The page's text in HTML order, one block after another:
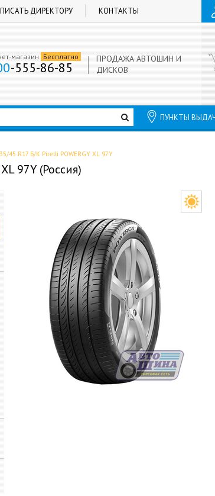
ДИРЕКТОРУ КОНТАКТЫ
магазин Бесплатно
-555-86-85
ПРОДАЖА АВТОШИН И
ДИСКОВ
ПУНКТЫ
45 R17 Б/К Pirelli POWERGY XL 97Y
97Y (Россия)